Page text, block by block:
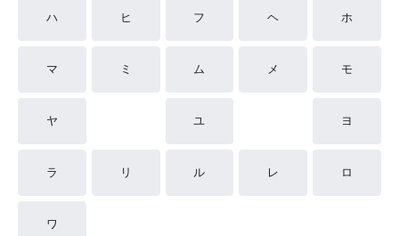
ハ ヒ フ ヘ ホ
マ ミ ム メ モ
ヤ ユ ヨ
ラ リ ル レ ロ
ワ